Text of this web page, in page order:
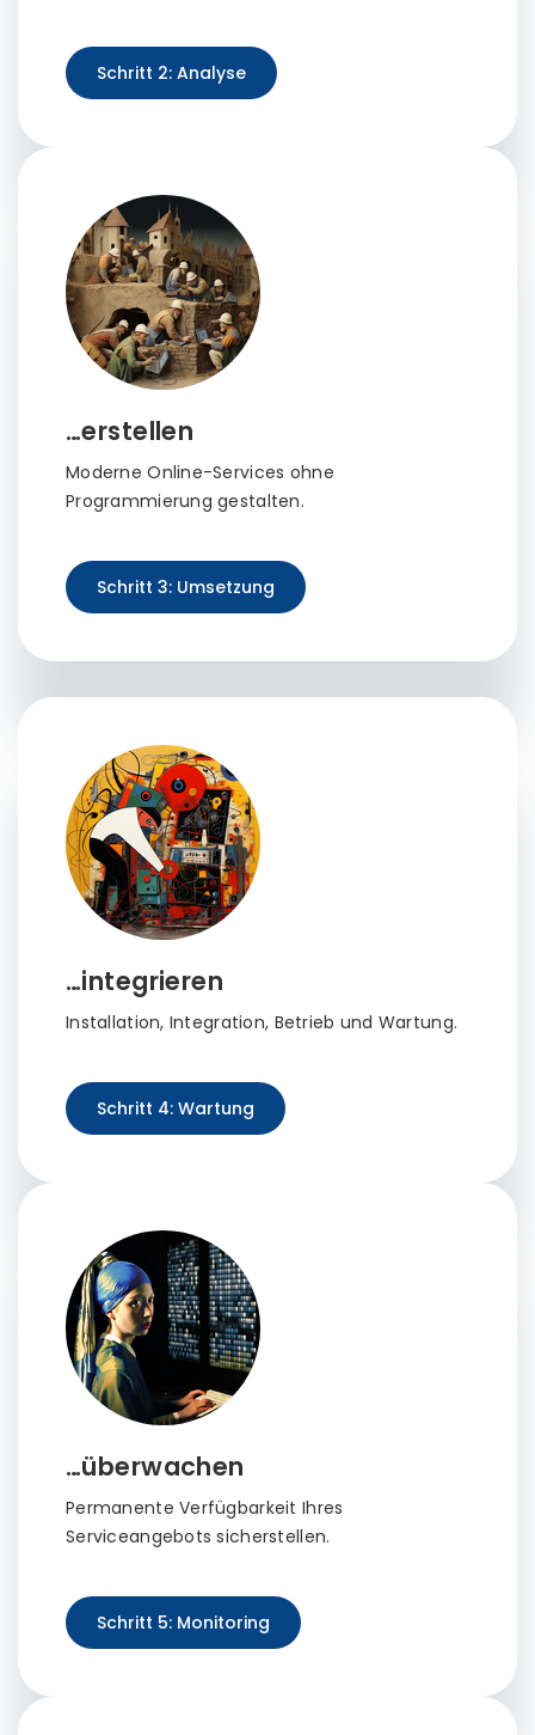
Schritt 2: Analyse
…erstellen
Moderne Online-Services ohne
Programmierung gestalten.
Schritt 3: Umsetzung
…integrieren
Installation, Integration, Betrieb und Wartung.
Schritt 4: Wartung
…überwachen
Permanente Verfügbarkeit Ihres
Serviceangebots sicherstellen.
Schritt 5: Monitoring